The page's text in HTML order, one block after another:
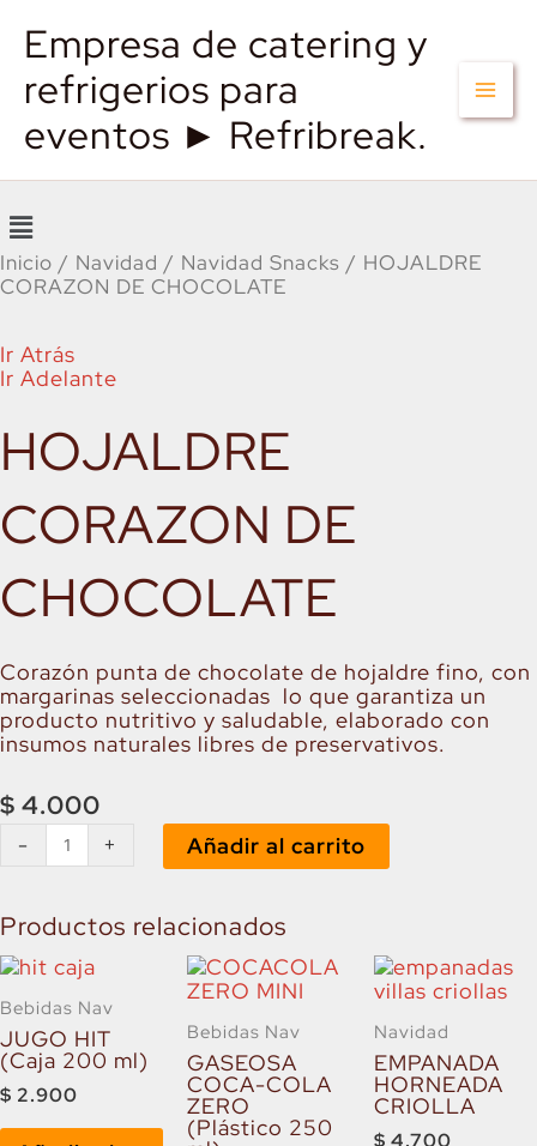
Empresa de catering y
refrigerios para
eventos ► Refribreak.
Menú
Inicio / Navidad / Navidad Snacks / HOJALDRE
CORAZON DE CHOCOLATE
Ir Atrás
Ir Adelante
HOJALDRE
CORAZON DE
CHOCOLATE
Corazón punta de chocolate de hojaldre fino, con
margarinas seleccionadas lo que garantiza un
producto nutritivo y saludable, elaborado con
insumos naturales libres de preservativos.
$ 4.000
-
HOJALDRE
CORAZON
cantidad
+ Añadir al carrito
Productos relacionados
Bebidas Nav
JUGO HIT
(Caja 200 ml)
$ 2.900
Bebidas Nav
GASEOSA
COCA-COLA
ZERO
(Plástico 250
Navidad
EMPANADA
HORNEADA
CRIOLLA
$ 4.700